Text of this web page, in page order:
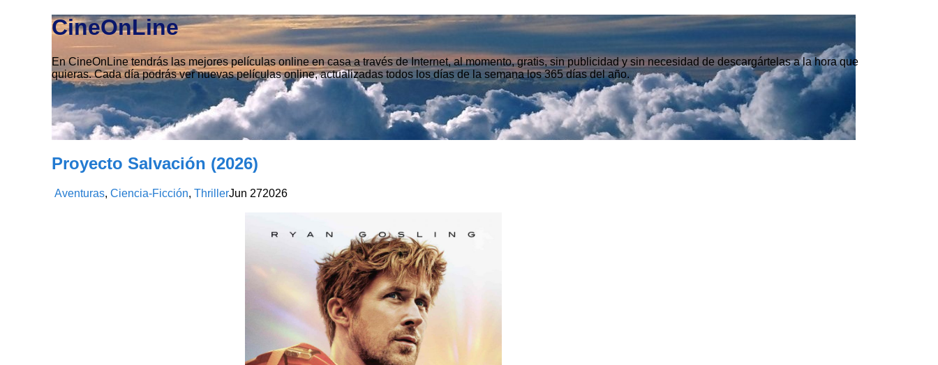
CineOnLine
En CineOnLine tendrás las mejores películas online en casa a través de Internet, al momento, gratis, sin publicidad y sin necesidad de descargártelas a la hora que
quieras. Cada día podrás ver nuevas películas online, actualizadas todos los días de la semana los 365 días del año.
Proyecto Salvación (2026)
Aventuras,Ciencia-Ficción,ThrillerJun 272026